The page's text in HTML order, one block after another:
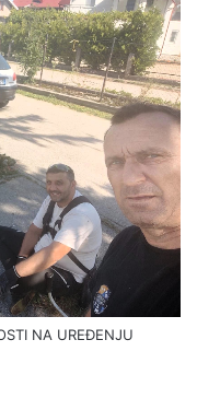
NA UREĐENJU